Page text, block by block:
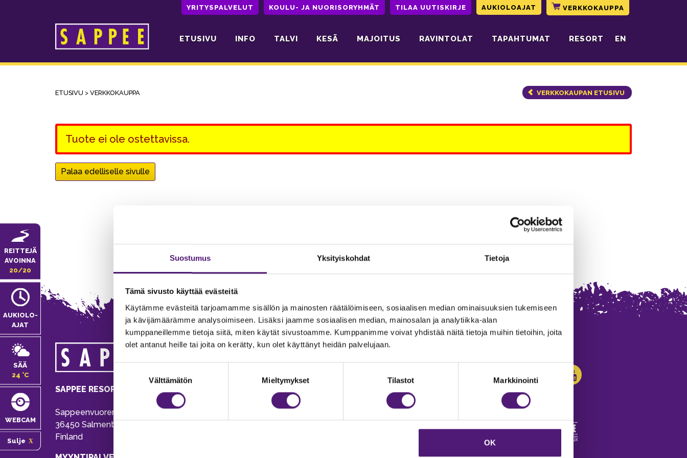
Suostumus Yksityiskohdat Tietoja
Tämä sivusto käyttää evästeitä
Käytämme evästeitä tarjoamamme sisällön ja mainosten räätälöimiseen, sosiaalisen median ominaisuuksien tukemiseen
ja kävijämäärämme analysoimiseen. Lisäksi jaamme sosiaalisen median, mainosalan ja analytiikka-alan
kumppaneillemme tietoja siitä, miten käytät sivustoamme. Kumppanimme voivat yhdistää näitä tietoja muihin tietoihin, joita
olet antanut heille tai joita on kerätty, kun olet käyttänyt heidän palvelujaan.
Välttämätön Mieltymykset Tilastot Markkinointi
OK
YRITYSPALVELUT KOULU- JA NUORISORYHMÄT TILAA UUTISKIRJE AUKIOLOAJAT VERKKOKAUPPA
Päävalikko ETUSIVU INFO TALVI KESÄ MAJOITUS RAVINTOLAT TAPAHTUMAT RESORT EN
REITTEJÄ
AVOINNA
20/20
AUKIOLO­
AJAT
SÄÄ
24 °C
WEBCAM
Sulje
ETUSIVU > VERKKOKAUPPA VERKKOKAUPAN ETUSIVU
Tuote ei ole ostettavissa.
Palaa edelliselle sivulle
SAPPEE RESORT
Sappeenvuorentie 200
36450 Salmentaka, Pälkäne
Finland
MAJOITUS
020 755 9975
majoitus@sappee.fi
Vastuullisuus
Avoimet työpaikat
Anna palautetta
Evästeasetukset